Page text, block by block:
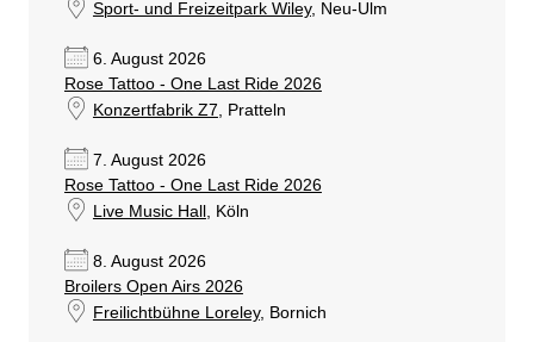
Sport- und Freizeitpark Wiley, Neu-Ulm
6. August 2026
Rose Tattoo - One Last Ride 2026
Konzertfabrik Z7 , Pratteln
7. August 2026
Rose Tattoo - One Last Ride 2026
Live Music Hall, Köln
8. August 2026
Broilers Open Airs 2026
Freilichtbühne Loreley, Bornich